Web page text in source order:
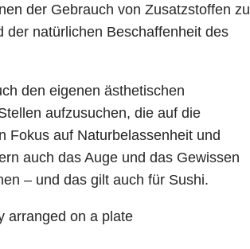
der Gebrauch von Zusatzstoffen zu
der natürlichen Beschaffenheit des
den eigenen ästhetischen
aufzusuchen, die auf die
Fokus auf Naturbelassenheit und
auch das Auge und das Gewissen
– und das gilt auch für Sushi.